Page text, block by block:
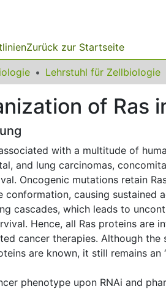
Zurück zur Startseite
Lehrstuhl für Zellbiologie
of Ras
with a multitude of
and lung carcinomas,
Oncogenic mutations retain
conformation, causing sustained
cascades, which leads to
Hence, all Ras proteins are
cancer therapies. Although the
are known, it still remains an
phenotype upon RNAi and